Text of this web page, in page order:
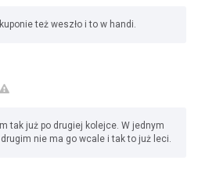
też weszło i to w handi.
tak już po drugiej kolejce. W jednym
nie ma go wcale i tak to już leci.